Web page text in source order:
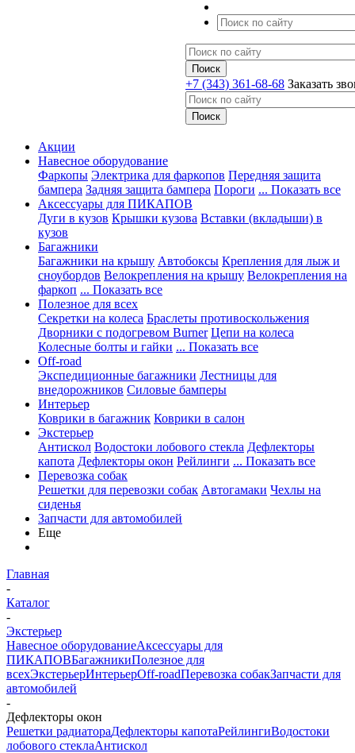
+7 (343) 361-68-68 Заказать
Акции
Навесное оборудование
Фаркопы Электрика для фаркопов Передняя защита
бампера Задняя защита бампера Пороги ... Показать все
Аксессуары для ПИКАПОВ
Дуги в кузов Крышки кузова Вставки (вкладыши) в
кузов
Багажники
Багажники на крышу Автобоксы Крепления для лыж и
сноубордов Велокрепления на крышу Велокрепления на
фаркоп ... Показать все
Полезное для всех
Секретки на колеса Браслеты противоскольжения
Дворники с подогревом Burner Цепи на колеса
Колесные болты и гайки ... Показать все
Off-road
Экспедиционные багажники Лестницы для
внедорожников Силовые бамперы
Интерьер
Коврики в багажник Коврики в салон
Экстерьер
Антискол Водостоки лобового стекла Дефлекторы
капота Дефлекторы окон Рейлинги ... Показать все
Перевозка собак
Решетки для перевозки собак Автогамаки Чехлы на
сиденья
Запчасти для автомобилей
Еще
Главная
-
Каталог
-
Экстерьер
Навесное оборудованиеАксессуары для
ПИКАПОВБагажникиПолезное для
всехЭкстерьерИнтерьерOff-roadПеревозка собакЗапчасти для
автомобилей
-
Дефлекторы окон
Решетки радиатораДефлекторы капотаРейлингиВодостоки
лобового стеклаАнтискол